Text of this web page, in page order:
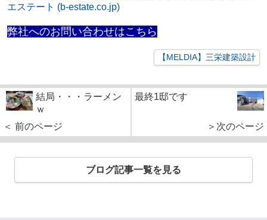
エステート (b-estate.co.jp)
弊社へのお問い合わせはこちら
【MELDIA】三栄建築設計
結局・・・ラーメン
ｗ
＜ 前のページ
最終1邸です
＞次のページ
ブログ記事一覧を見る